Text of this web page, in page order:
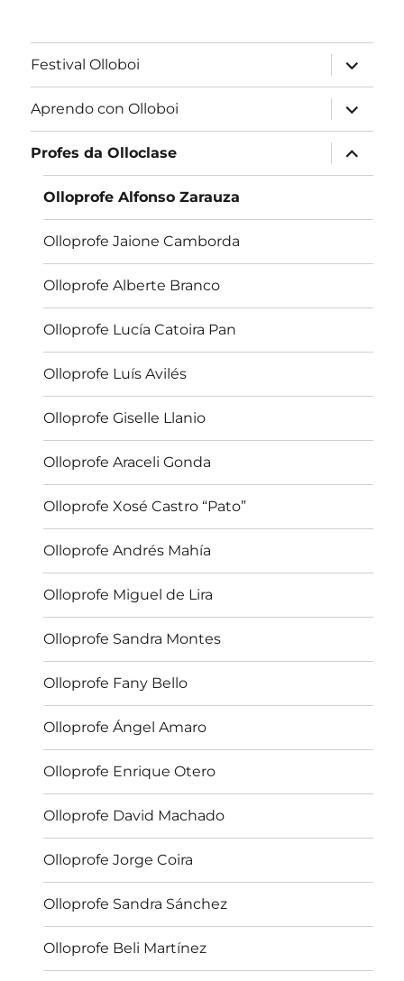
Festival Olloboi
expandir
menú
fillo
Aprendo con Olloboi
expandir
menú
fillo
Profes da Olloclase
expandir
menú
fillo
Olloprofe Alfonso Zarauza
Olloprofe Jaione Camborda
Olloprofe Alberte Branco
Olloprofe Lucía Catoira Pan
Olloprofe Luís Avilés
Olloprofe Giselle Llanio
Olloprofe Araceli Gonda
Olloprofe Xosé Castro “Pato”
Olloprofe Andrés Mahía
Olloprofe Miguel de Lira
Olloprofe Sandra Montes
Olloprofe Fany Bello
Olloprofe Ángel Amaro
Olloprofe Enrique Otero
Olloprofe David Machado
Olloprofe Jorge Coira
Olloprofe Sandra Sánchez
Olloprofe Beli Martínez